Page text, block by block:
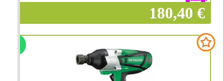
180,40 €
Añadir a la cesta